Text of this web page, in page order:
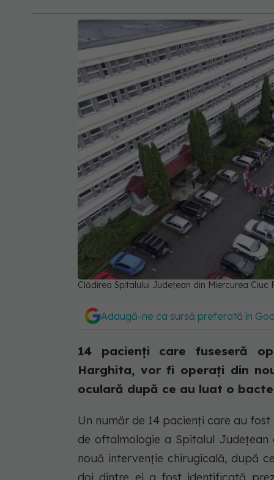
Clădirea Spitalului Județean din Miercurea
Adaugă-ne ca sursă preferată în
14 pacienți care fuseseră
Harghita, vor fi operați din
oculară după ce au luat o
Un număr de 14 pacienți care au
de oftalmologie a Spitalul
nouă intervenție chirugicală, după
doi dintre ei a fost identificată